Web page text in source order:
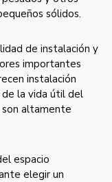
sólidos.
de instalación y
importantes
instalación
la vida útil del
son altamente
espacio
elegir un